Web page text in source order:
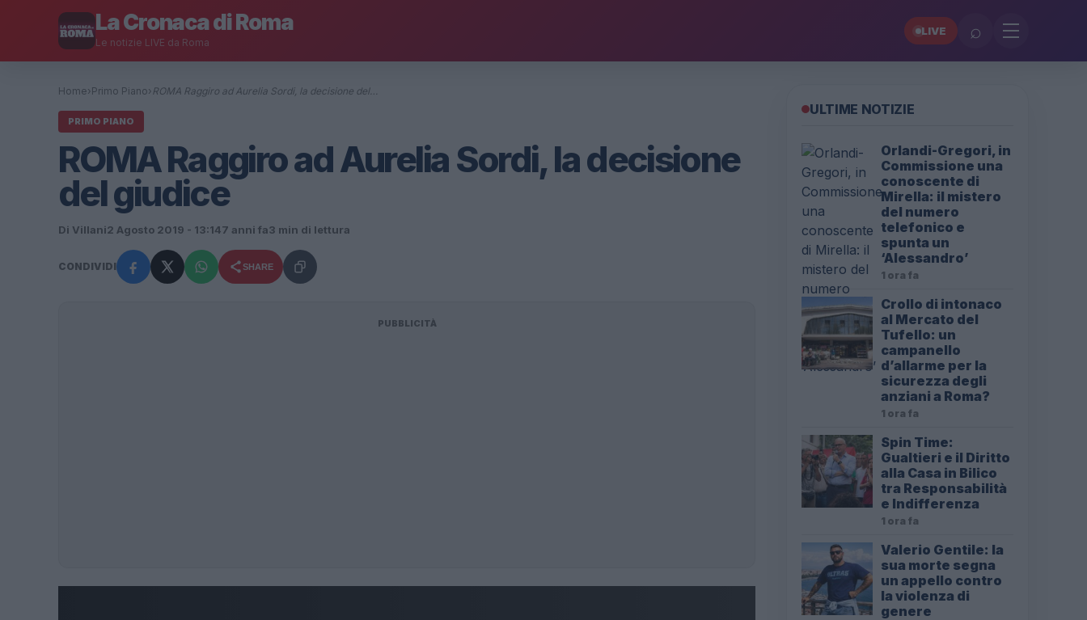
La Cronaca di Roma
Le notizie LIVE da Roma
LIVE ⌕
Home› Primo Piano› ROMA Raggiro ad Aurelia Sordi, la decisione del…
PRIMO PIANO
ROMA Raggiro ad Aurelia Sordi, la decisione
del giudice
Di Villani2 Agosto 2019 - 13:147 anni fa3 min di lettura
CONDIVIDI SHARE
PUBBLICITÀ
ULTIME NOTIZIE
Orlandi-Gregori, in
Commissione una
conoscente di
Mirella: il mistero
del numero
telefonico e
spunta un
‘Alessandro’
1 ora fa
Crollo di intonaco
al Mercato del
Tufello: un
campanello
d’allarme per la
sicurezza degli
anziani a Roma?
1 ora fa
Spin Time:
Gualtieri e il Diritto
alla Casa in Bilico
tra Responsabilità
e Indifferenza
1 ora fa
Valerio Gentile: la
sua morte segna
un appello contro
la violenza di
genere